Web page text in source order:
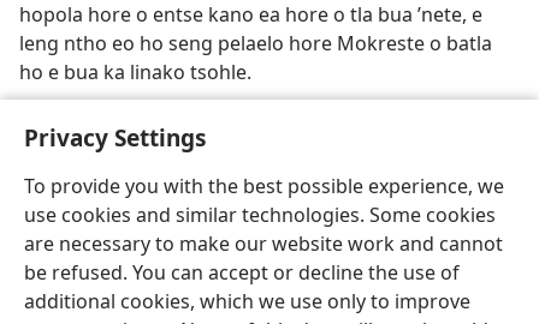
Privacy Settings
To provide you with the best possible experience, we
use cookies and similar technologies. Some cookies
are necessary to make our website work and cannot
be refused. You can accept or decline the use of
additional cookies, which we use only to improve
hopola hore o entse kano ea hore o tla bua ’nete, e
leng ntho eo ho seng pelaelo hore Mokreste o batla
ho e bua ka linako tsohle.
Sesotho (Lesotho) Romela Ikhethele
Copyright© 2026 Watch Tower Bible and Tract Society of Pennsylvania
Melao ea Tšebeliso
Tumellano ea ho Boloka Lekunutu
Privacy Settings
JW.ORG Kena